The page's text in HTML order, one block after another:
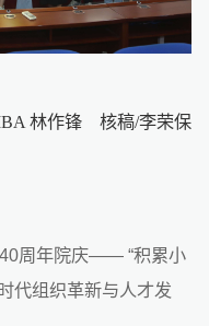
林作锋 核稿/李荣保
周年院庆—— “积累小
代组织革新与人才发